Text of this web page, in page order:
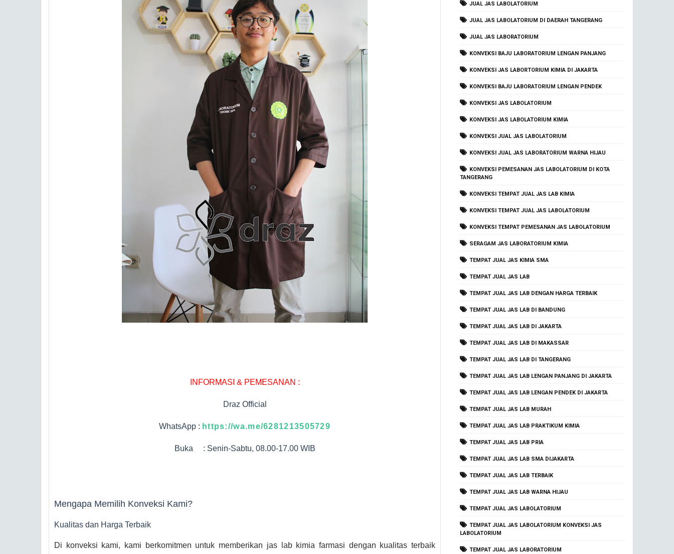
INFORMASI & PEMESANAN :
Draz Official
WhatsApp : https://wa.me/6281213505729
Buka : Senin-Sabtu, 08.00-17.00 WIB
Mengapa Memilih Konveksi Kami?
Kualitas dan Harga Terbaik
Di konveksi kami, kami berkomitmen untuk memberikan jas lab kimia farmasi dengan kualitas terbaik
JUAL JAS LABOLATORIUM
JUAL JAS LABOLATORIUM DI DAERAH TANGERANG
JUAL JAS LABORATORIUM
KONVEKSI BAJU LABORATORIUM LENGAN PANJANG
KONVEKSI JAS LABORTORIUM KIMIA DI JAKARTA
KONVEKSI BAJU LABORATORIUM LENGAN PENDEK
KONVEKSI JAS LABOLATORIUM
KONVEKSI JAS LABOLATORIUM KIMIA
KONVEKSI JUAL JAS LABOLATORIUM
KONVEKSI JUAL JAS LABORATORIUM WARNA HIJAU
KONVEKSI PEMESANAN JAS LABOLATORIUM DI KOTA
TANGERANG
KONVEKSI TEMPAT JUAL JAS LAB KIMIA
KONVEKSI TEMPAT JUAL JAS LABOLATORIUM
KONVEKSI TEMPAT PEMESANAN JAS LABOLATORIUM
SERAGAM JAS LABORATORIUM KIMIA
TEMPAT JUAL JAS KIMIA SMA
TEMPAT JUAL JAS LAB
TEMPAT JUAL JAS LAB DENGAN HARGA TERBAIK
TEMPAT JUAL JAS LAB DI BANDUNG
TEMPAT JUAL JAS LAB DI JAKARTA
TEMPAT JUAL JAS LAB DI MAKASSAR
TEMPAT JUAL JAS LAB DI TANGERANG
TEMPAT JUAL JAS LAB LENGAN PANJANG DI JAKARTA
TEMPAT JUAL JAS LAB LENGAN PENDEK DI JAKARTA
TEMPAT JUAL JAS LAB MURAH
TEMPAT JUAL JAS LAB PRAKTIKUM KIMIA
TEMPAT JUAL JAS LAB PRIA
TEMPAT JUAL JAS LAB SMA DIJAKARTA
TEMPAT JUAL JAS LAB TERBAIK
TEMPAT JUAL JAS LAB WARNA HIJAU
TEMPAT JUAL JAS LABOLATORIUM
TEMPAT JUAL JAS LABOLATORIUM KONVEKSI JAS
LABOLATORIUM
TEMPAT JUAL JAS LABORATORIUM